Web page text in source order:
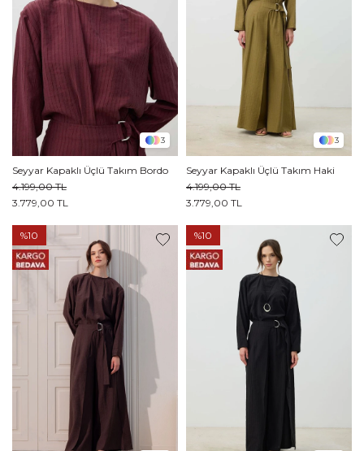
3
Seyyar Kapaklı Üçlü Takım Bordo
3.779,00 TL
4.199,00 TL
3
Seyyar Kapaklı Üçlü Takım Haki
3.779,00 TL
4.199,00 TL
%10 %10